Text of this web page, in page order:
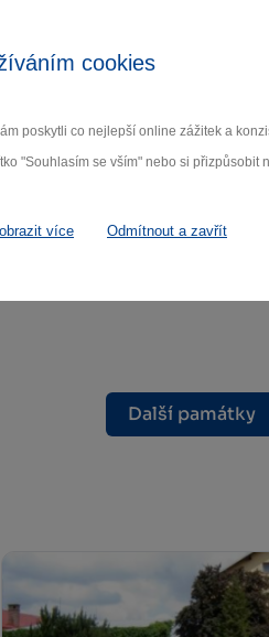
cookies
poskytli co nejlepší online zážitek a
"Souhlasím se vším" nebo si přizpůsobit
více Odmítnout a zavřít
Další památky